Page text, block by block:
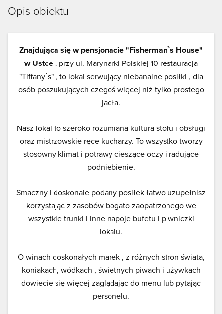
Opis obiektu
Znajdująca się w pensjonacie "Fisherman`s House"
w Ustce , przy ul. Marynarki Polskiej 10 restauracja
"Tiffany`s" , to lokal serwujący niebanalne posiłki , dla
osób poszukujących czegoś więcej niż tylko prostego
jadła.
Nasz lokal to szeroko rozumiana kultura stołu i obsługi
oraz mistrzowskie ręce kucharzy. To wszystko tworzy
stosowny klimat i potrawy cieszące oczy i radujące
podniebienie.
Smaczny i doskonale podany posiłek łatwo uzupełnisz
korzystając z zasobów bogato zaopatrzonego we
wszystkie trunki i inne napoje bufetu i piwniczki
lokalu.
O winach doskonałych marek , z różnych stron świata,
koniakach, wódkach , świetnych piwach i używkach
dowiecie się więcej zaglądając do menu lub pytając
personelu.